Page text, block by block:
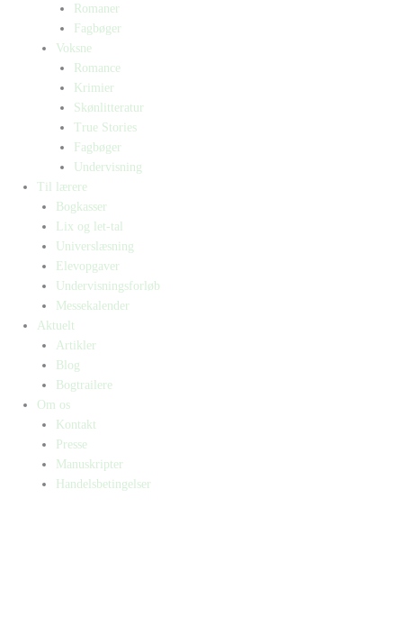
Romaner
Fagbøger
Voksne
Romance
Krimier
Skønlitteratur
True Stories
Fagbøger
Undervisning
Til lærere
Bogkasser
Lix og let-tal
Universlæsning
Elevopgaver
Undervisningsforløb
Messekalender
Aktuelt
Artikler
Blog
Bogtrailere
Om os
Kontakt
Presse
Manuskripter
Handelsbetingelser